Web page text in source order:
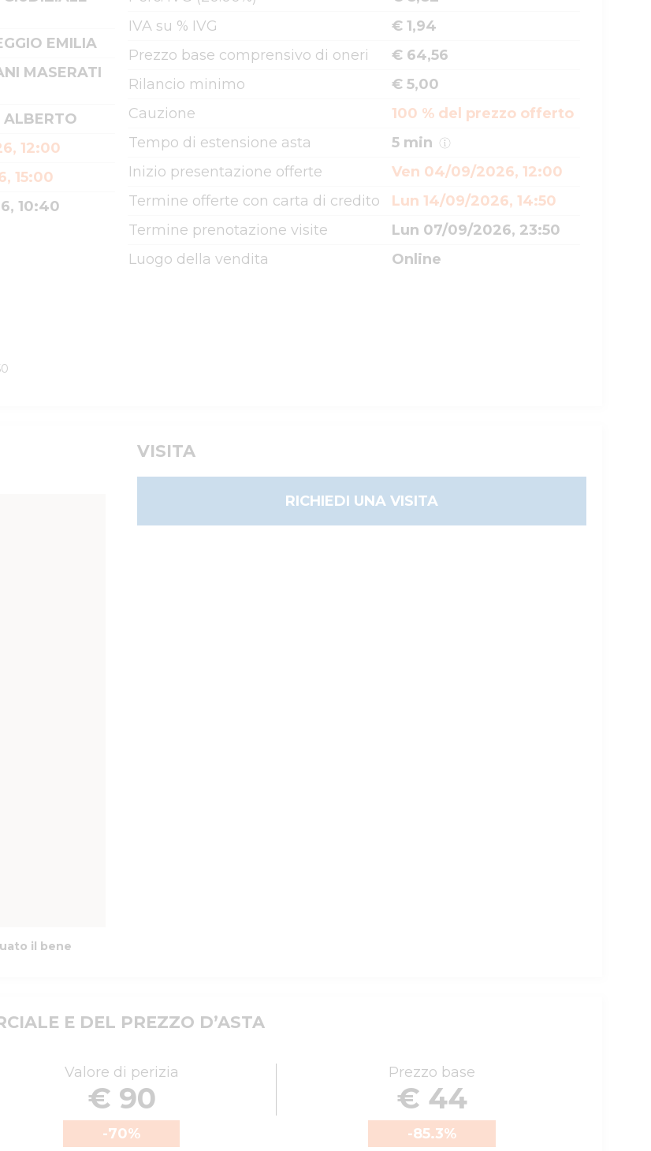
EMILIA
MASERATI
12:00
15:00
10:40
IVA su % IVG
€ 1,94
Prezzo base comprensivo di oneri
€ 64,56
Rilancio minimo
€ 5,00
Cauzione
100 % del prezzo offerto
Tempo di estensione asta
5 min
Inizio presentazione offerte
Ven 04/09/2026, 12:00
Termine offerte con carta di credito
Lun 14/09/2026, 14:50
Termine prenotazione visite
Lun 07/09/2026, 23:50
Luogo della vendita
Online
il bene
VISITA
RICHIEDI UNA VISITA
E DEL PREZZO D’ASTA
Valore di perizia
€ 90
-70%
Prezzo base
€ 44
-85.3%